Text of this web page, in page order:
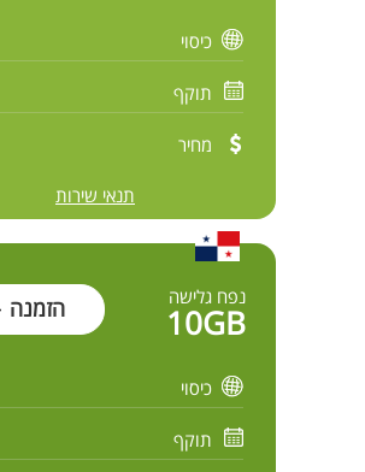
כיסוי
תוקף
מחיר
תנאי שירות
נפח גלישה
10GB הזמנה
כיסוי
תוקף